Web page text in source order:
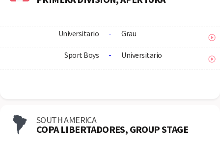
Universitario - Grau
Sport Boys - Universitario
SOUTH AMERICA
COPA LIBERTADORES, GROUP STAGE